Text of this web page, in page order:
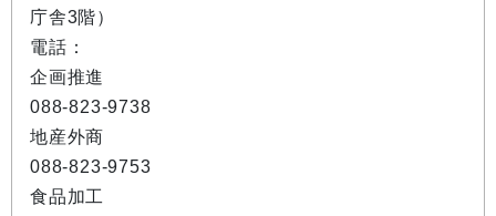
庁舎3階）
電話：
企画推進
088-823-9738
地産外商
088-823-9753
食品加工